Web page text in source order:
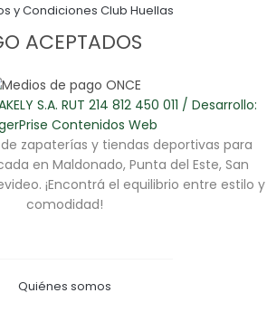
y Condiciones Club Huellas
ACEPTADOS
S.A. RUT 214 812 450 011 / Desarrollo:
Contenidos Web
zapaterías y tiendas deportivas para
en Maldonado, Punta del Este, San
¡Encontrá el equilibrio entre estilo y
comodidad!
Quiénes somos